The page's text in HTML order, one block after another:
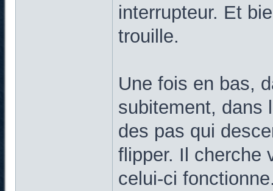
interrupteur. Et
trouille.
Une fois en bas,
subitement, dans
des pas qui
flipper. Il cherche
celui-ci